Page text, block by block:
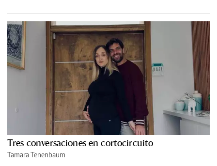
Tres conversaciones en cortocircuito
Tamara Tenenbaum